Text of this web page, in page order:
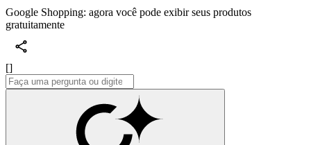
Google Shopping: agora você pode exibir seus produtos
gratuitamente
[]